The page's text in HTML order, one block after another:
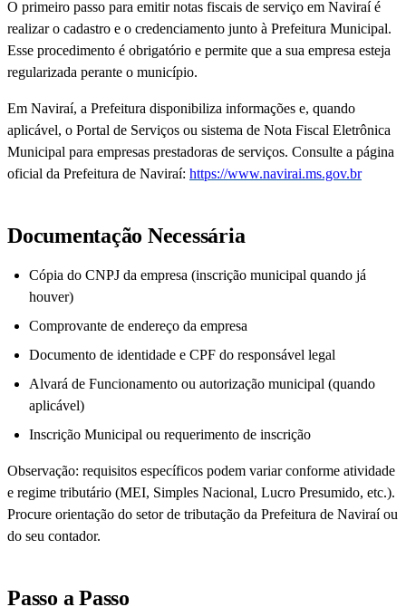
O primeiro passo para emitir notas fiscais de serviço em Naviraí é
realizar o cadastro e o credenciamento junto à Prefeitura Municipal.
Esse procedimento é obrigatório e permite que a sua empresa esteja
regularizada perante o município.
Em Naviraí, a Prefeitura disponibiliza informações e, quando
aplicável, o Portal de Serviços ou sistema de Nota Fiscal Eletrônica
Municipal para empresas prestadoras de serviços. Consulte a página
oficial da Prefeitura de Naviraí: https://www.navirai.ms.gov.br
Documentação Necessária
Cópia do CNPJ da empresa (inscrição municipal quando já
houver)
Comprovante de endereço da empresa
Documento de identidade e CPF do responsável legal
Alvará de Funcionamento ou autorização municipal (quando
aplicável)
Inscrição Municipal ou requerimento de inscrição
Observação: requisitos específicos podem variar conforme atividade
e regime tributário (MEI, Simples Nacional, Lucro Presumido, etc.).
Procure orientação do setor de tributação da Prefeitura de Naviraí ou
do seu contador.
Passo a Passo